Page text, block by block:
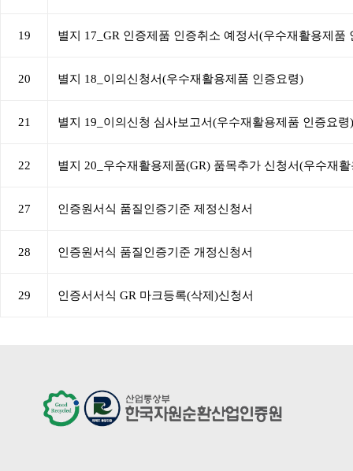
19 별지 17_GR 인증제품 인증취소 예정서(우수재활용제품
20 별지 18_이의신청서(우수재활용제품 인증요령)
21 별지 19_이의신청 심사보고서(우수재활용제품 인증요령)
22 별지 20_우수재활용제품(GR) 품목추가 신청서(우수재
27 인증원서식 품질인증기준 제정신청서
28 인증원서식 품질인증기준 개정신청서
29 인증서서식 GR 마크등록(삭제)신청서